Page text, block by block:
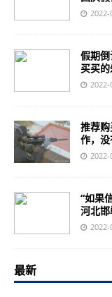
2022-
假期
买买
2022-
推荐
作，
2022-
“如果
河北
2022-
最新